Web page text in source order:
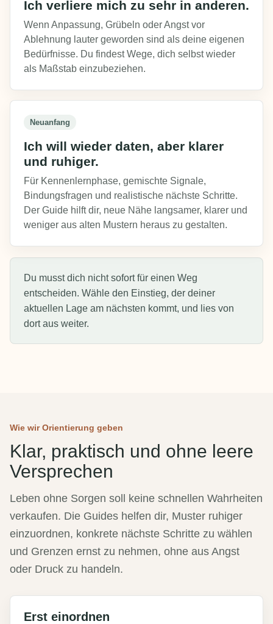
Ich verliere mich zu sehr in anderen.
Wenn Anpassung, Grübeln oder Angst vor
Ablehnung lauter geworden sind als deine eigenen
Bedürfnisse. Du findest Wege, dich selbst wieder
als Maßstab einzubeziehen.
Neuanfang
Ich will wieder daten, aber klarer
und ruhiger.
Für Kennenlernphase, gemischte Signale,
Bindungsfragen und realistische nächste Schritte.
Der Guide hilft dir, neue Nähe langsamer, klarer und
weniger aus alten Mustern heraus zu gestalten.
Du musst dich nicht sofort für einen Weg
entscheiden. Wähle den Einstieg, der deiner
aktuellen Lage am nächsten kommt, und lies von
dort aus weiter.
Wie wir Orientierung geben
Klar, praktisch und ohne leere
Versprechen
Leben ohne Sorgen soll keine schnellen Wahrheiten
verkaufen. Die Guides helfen dir, Muster ruhiger
einzuordnen, konkrete nächste Schritte zu wählen
und Grenzen ernst zu nehmen, ohne aus Angst
oder Druck zu handeln.
Erst einordnen